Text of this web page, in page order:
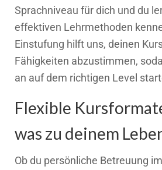
Sprachniveau für dich und du
effektiven Lehrmethoden
Einstufung hilft uns, deinen
Fähigkeiten abzustimmen,
an auf dem richtigen Level
Flexible
was zu deinem
Ob du persönliche Betreuung